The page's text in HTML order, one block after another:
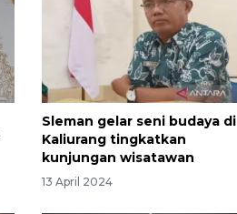
Sleman gelar seni budaya di
Kaliurang tingkatkan
kunjungan wisatawan
13 April 2024